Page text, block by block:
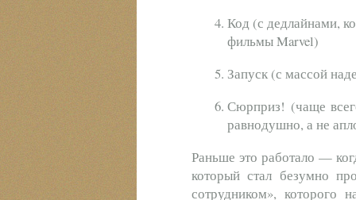
Код (с дедлайнами,
фильмы Marvel)
Запуск (с массой
Сюрприз! (чаще
равнодушно, а не
Раньше это работало —
который стал безумно
сотрудником», которого